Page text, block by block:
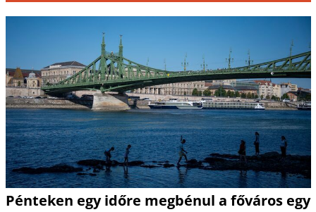
Pénteken egy időre megbénul a főváros egy